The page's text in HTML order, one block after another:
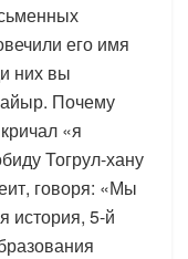
его имя
них вы
Почему
«я
Тогрул-хану
говоря: «Мы
история, 5-й